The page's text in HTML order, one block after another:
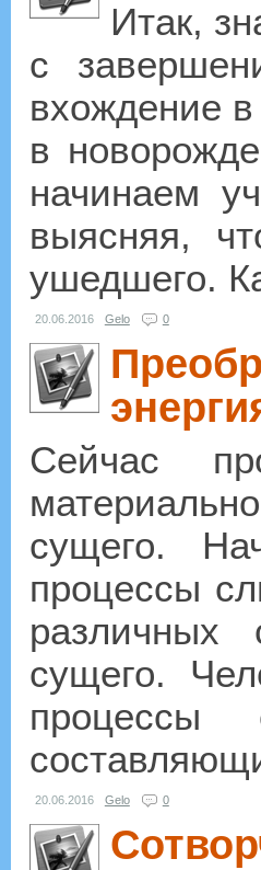
Итак,
с
вхождение
в
начинаем
выясняя,
ушедшего.
20.06.2016 Gelo 0
Сейчас
сущего.
процессы
различных
сущего.
20.06.2016 Gelo 0